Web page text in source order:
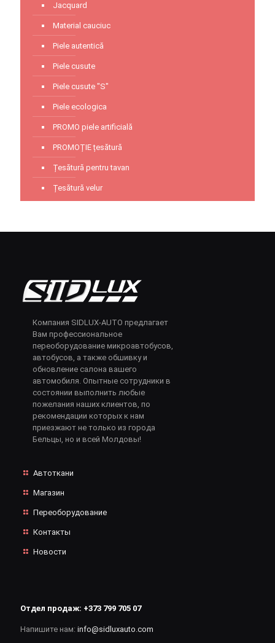
Jacquard
Material cauciuc
Piele autentică
Piele cusute
Piele cusute "S"
Piele ecologica
PROMO piele artificială
PROMOȚIE țesătură
Țesătură pentru tavan
Țesătură velur
Компания SIDLUX-AUTO предлагает
Вам профессиональное
переоборудование микроавтобусов,
автобусов, а также обшивку и
обновление салона вашего
автомобиля. Опытные сотрудники в
состоянии выполнить любые
пожелания наших клиентов, по
рекомендации которых к нам
приезжают не только из города
Бельцы, но и всей Молдовы!
Автоткани
Магазин
Переоборудование
Контакты
Новости
Отдел продаж: +373 799 705 07
Напишите нам: info@sidluxauto.com